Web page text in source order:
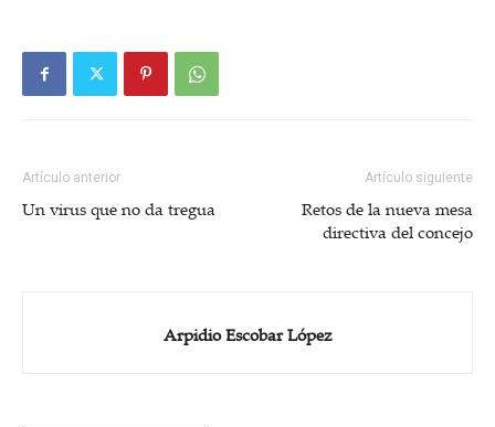
Artículo anterior
Un virus que no da tregua
Artículo siguiente
Retos de la nueva mesa
directiva del concejo
Arpidio Escobar López